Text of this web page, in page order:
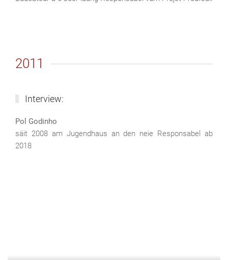
2011
Interview:
Pol Godinho
säit 2008 am Jugendhaus an den neie Responsabel ab
2018